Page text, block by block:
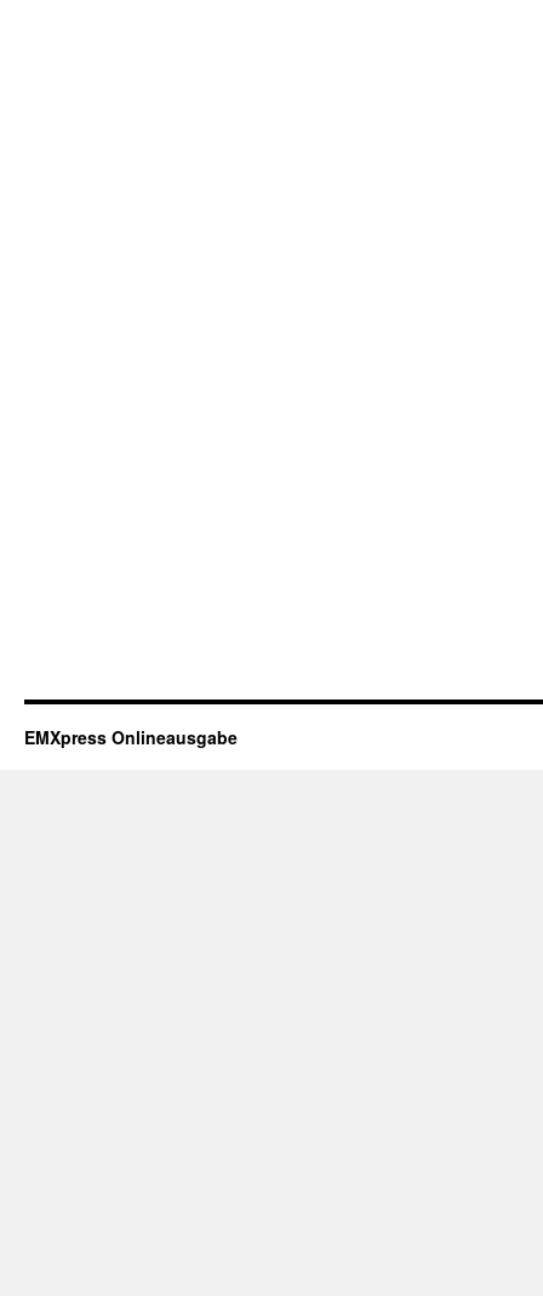
EMXpress Onlineausgabe